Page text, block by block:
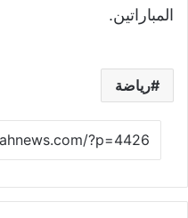
المباراتين.
رياضة